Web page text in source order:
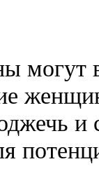
могут